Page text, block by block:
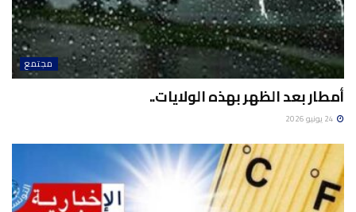
مجتمع
أمطار بعد الظهر بهذه الولايات..